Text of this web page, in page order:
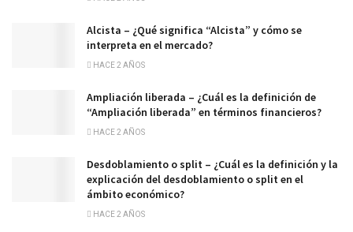
Alcista – ¿Qué significa “Alcista” y cómo se
interpreta en el mercado?
HACE 2 AÑOS
Ampliación liberada – ¿Cuál es la definición de
“Ampliación liberada” en términos financieros?
HACE 2 AÑOS
Desdoblamiento o split – ¿Cuál es la definición y la
explicación del desdoblamiento o split en el
ámbito económico?
HACE 2 AÑOS